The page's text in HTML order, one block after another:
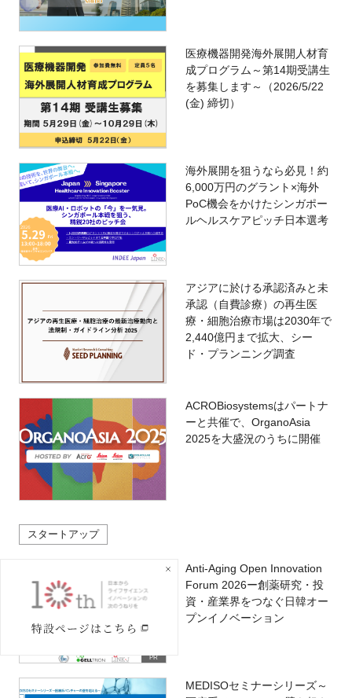
医療機器開発海外展開人材育
成プログラム～第14期受講生
を募集します～（2026/5/22
(金) 締切）
海外展開を狙うなら必見！約
6,000万円のグラント×海外
PoC機会をかけたシンガポー
ルヘルスケアピッチ日本選考
アジアに於ける承認済みと未
承認（自費診療）の再生医
療・細胞治療市場は2030年で
2,440億円まで拡大、シー
ド・プランニング調査
ACROBiosystemsはパートナ
ーと共催で、OrganoAsia
2025を大盛況のうちに開催
スタートアップ
PR
Anti-Aging Open Innovation
Forum 2026ー創薬研究・投
資・産業界をつなぐ日韓オー
プンイノベーション
MEDISOセミナーシリーズ～